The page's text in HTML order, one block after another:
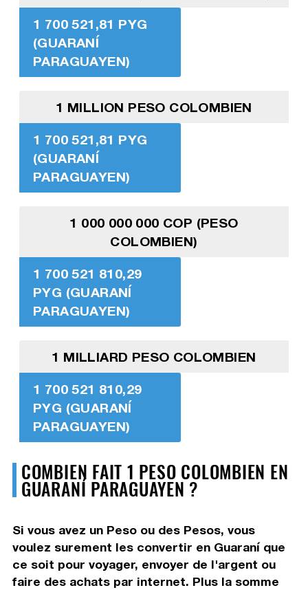
1 700 521,81 PYG
(GUARANÍ
PARAGUAYEN)
1 MILLION PESO COLOMBIEN
1 700 521,81 PYG
(GUARANÍ
PARAGUAYEN)
1 000 000 000 COP (PESO
COLOMBIEN)
1 700 521 810,29
PYG (GUARANÍ
PARAGUAYEN)
1 MILLIARD PESO COLOMBIEN
1 700 521 810,29
PYG (GUARANÍ
PARAGUAYEN)
COMBIEN FAIT 1 PESO COLOMBIEN EN
GUARANÍ PARAGUAYEN ?
Si vous avez un Peso ou des Pesos, vous
voulez surement les convertir en Guaraní que
ce soit pour voyager, envoyer de l'argent ou
faire des achats par internet. Plus la somme